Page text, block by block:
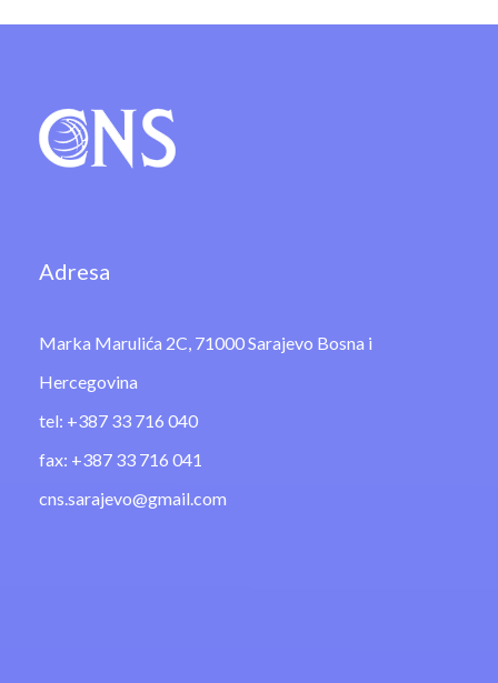
Adresa
Marka Marulića 2C, 71000 Sarajevo Bosna i
Hercegovina
tel: +387 33 716 040
fax: +387 33 716 041
cns.sarajevo@gmail.com